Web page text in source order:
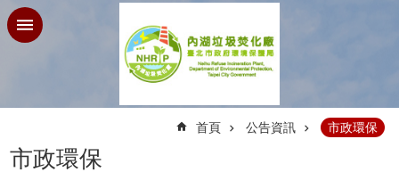
跳到主要內容區塊
首頁 公告資訊 市政環保
市政環保